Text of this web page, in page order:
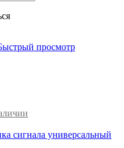
просмотр